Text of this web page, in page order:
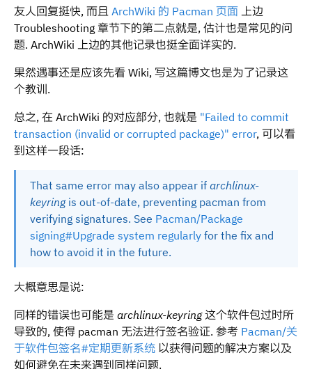
友人回复挺快, 而且 ArchWiki 的 Pacman 页面 上边
Troubleshooting 章节下的第二点就是, 估计也是常见的问
题. ArchWiki 上边的其他记录也挺全面详实的.
果然遇事还是应该先看 Wiki, 写这篇博文也是为了记录这
个教训.
总之, 在 ArchWiki 的对应部分, 也就是 "Failed to commit
transaction (invalid or corrupted package)" error, 可以看
到这样一段话:
That same error may also appear if archlinux-
keyringis out-of-date, preventing pacman from
verifying signatures. See Pacman/Package
signing#Upgrade system regularly for the fix and
how to avoid it in the future.
大概意思是说:
同样的错误也可能是 archlinux-keyring这个软件包过时所
导致的, 使得 pacman 无法进行签名验证. 参考 Pacman/关
于软件包签名#定期更新系统 以获得问题的解决方案以及
如何避免在未来遇到同样问题.